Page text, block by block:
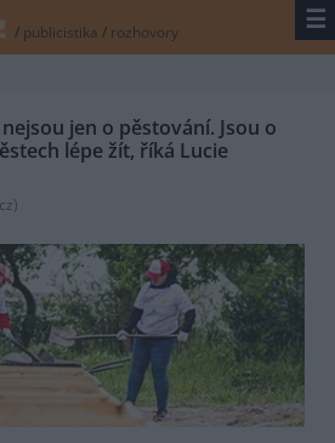
/ publicistika / rozhovory ☰
jen o pěstování. Jsou o
lépe žít, říká Lucie
)